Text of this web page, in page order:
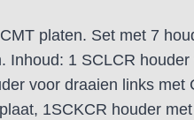
platen. Set met 7
Inhoud: 1 SCLCR
voor draaien links met
1SCKCR houder